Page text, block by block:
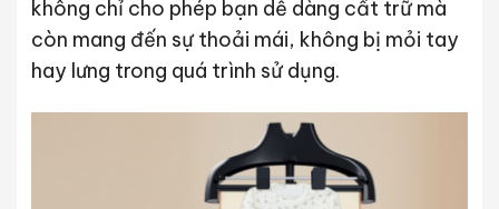
không chỉ cho phép bạn dễ dàng cất trữ mà
còn mang đến sự thoải mái, không bị mỏi tay
hay lưng trong quá trình sử dụng.